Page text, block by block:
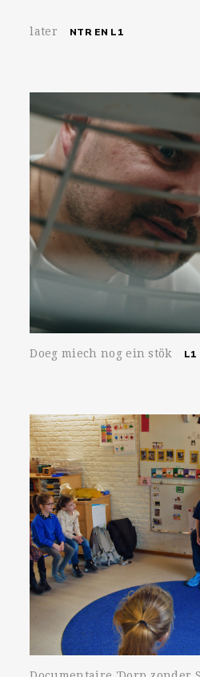
later NTR EN L1
Doeg miech nog ein stök L1